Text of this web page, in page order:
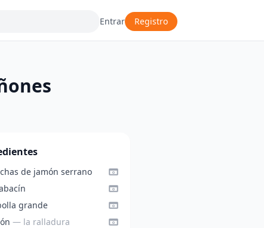
Entrar Registro
de jamón serrano
grande
— la ralladura